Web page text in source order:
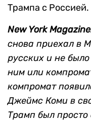
Трампа с Россией.
New York
снова приехал в
русских и не
ним или
компромат
Джеймс Коми в
Трамп был